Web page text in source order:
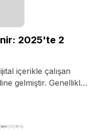
2025'te 2
içerikle çalışan
gelmiştir. Genellikle